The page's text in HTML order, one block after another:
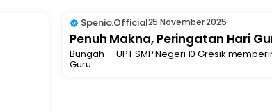
Spenio.official25 November 2025
Penuh Makna, Peringatan Hari
Bungah — UPT SMP Negeri 10 Gresik
Guru...